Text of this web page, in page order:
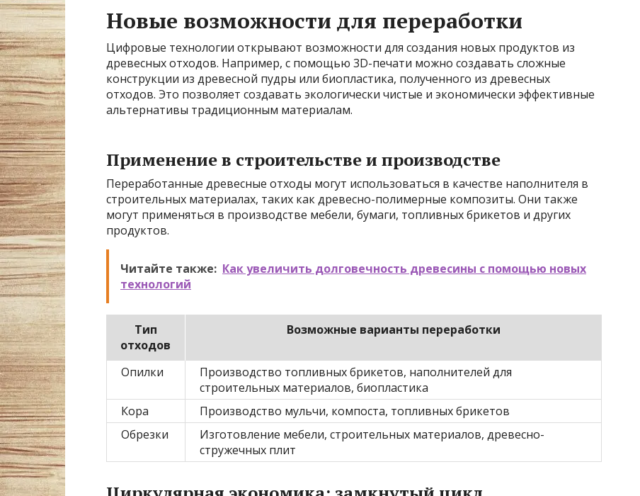
Новые возможности для переработки
Цифровые технологии открывают возможности для создания новых продуктов из
древесных отходов. Например, с помощью 3D-печати можно создавать сложные
конструкции из древесной пудры или биопластика, полученного из древесных
отходов. Это позволяет создавать экологически чистые и экономически эффективные
альтернативы традиционным материалам.
Применение в строительстве и производстве
Переработанные древесные отходы могут использоваться в качестве наполнителя в
строительных материалах, таких как древесно-полимерные композиты. Они также
могут применяться в производстве мебели, бумаги, топливных брикетов и других
продуктов.
Читайте также: Как увеличить долговечность древесины с помощью новых
технологий
Тип
отходов
Возможные варианты переработки
Опилки
Производство топливных брикетов, наполнителей для
строительных материалов, биопластика
Кора
Производство мульчи, компоста, топливных брикетов
Обрезки
Изготовление мебели, строительных материалов, древесно-
стружечных плит